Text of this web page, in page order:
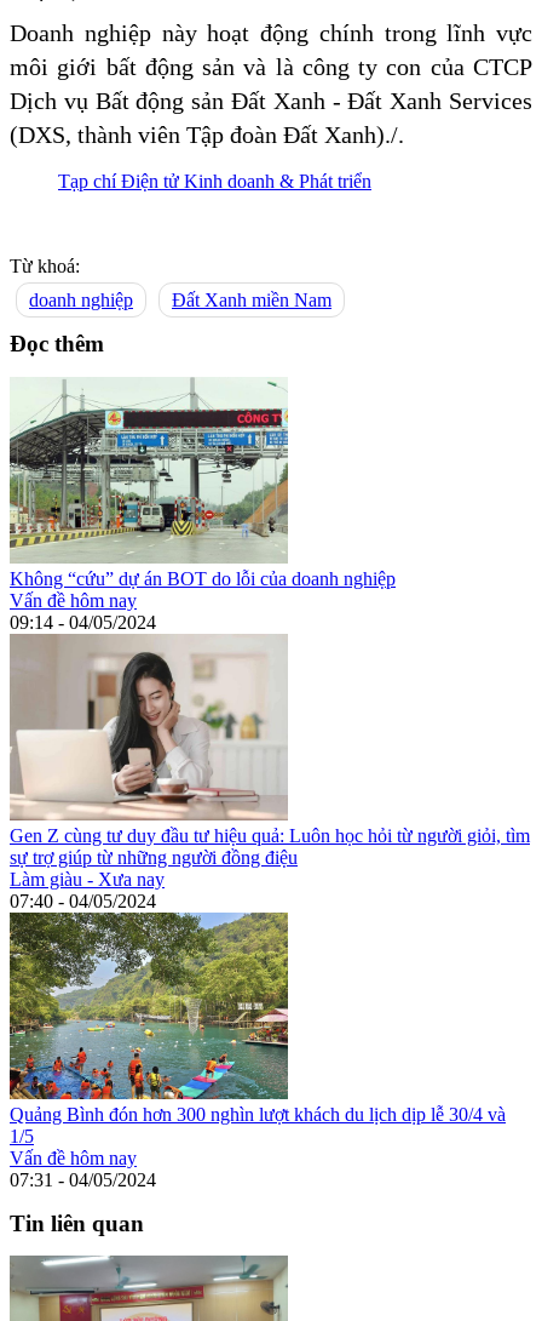
Doanh nghiệp này hoạt động chính trong lĩnh vực
môi giới bất động sản và là công ty con của CTCP
Dịch vụ Bất động sản Đất Xanh - Đất Xanh Services
(DXS, thành viên Tập đoàn Đất Xanh)./.
Tạp chí Điện tử Kinh doanh & Phát triển
Từ khoá:
doanh nghiệp
Đất Xanh miền Nam
Đọc thêm
Không “cứu” dự án BOT do lỗi của doanh nghiệp
Vấn đề hôm nay
09:14 - 04/05/2024
Gen Z cùng tư duy đầu tư hiệu quả: Luôn học hỏi từ người giỏi, tìm
sự trợ giúp từ những người đồng điệu
Làm giàu - Xưa nay
07:40 - 04/05/2024
Quảng Bình đón hơn 300 nghìn lượt khách du lịch dịp lễ 30/4 và
1/5
Vấn đề hôm nay
07:31 - 04/05/2024
Tin liên quan